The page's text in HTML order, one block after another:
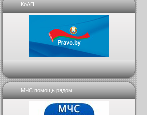
КоАП
МЧС помощь рядом